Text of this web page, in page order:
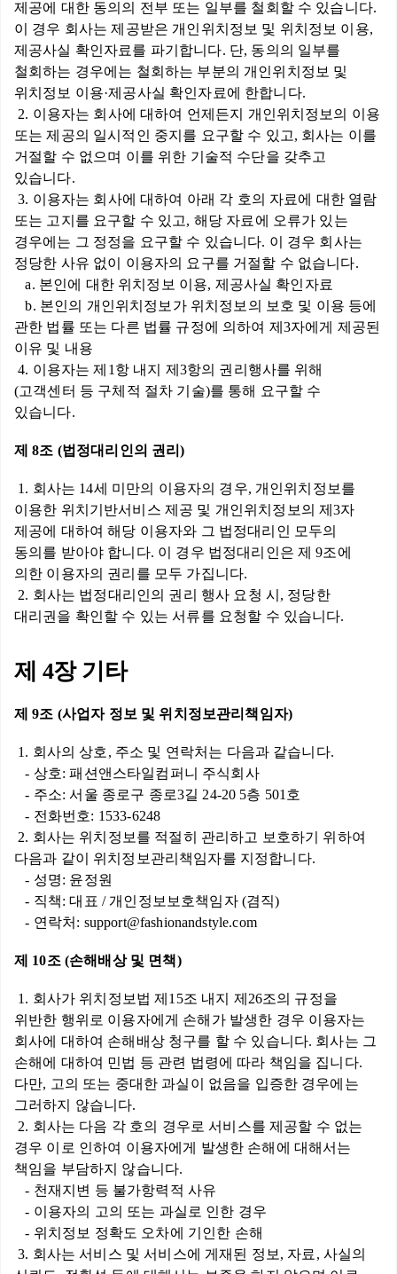
제공에 대한 동의의 전부 또는 일부를 철회할 수 있습니다.
이 경우 회사는 제공받은 개인위치정보 및 위치정보 이용,
제공사실 확인자료를 파기합니다. 단, 동의의 일부를
철회하는 경우에는 철회하는 부분의 개인위치정보 및
위치정보 이용·제공사실 확인자료에 한합니다.
2. 이용자는 회사에 대하여 언제든지 개인위치정보의 이용
또는 제공의 일시적인 중지를 요구할 수 있고, 회사는 이를
거절할 수 없으며 이를 위한 기술적 수단을 갖추고
있습니다.
3. 이용자는 회사에 대하여 아래 각 호의 자료에 대한 열람
또는 고지를 요구할 수 있고, 해당 자료에 오류가 있는
경우에는 그 정정을 요구할 수 있습니다. 이 경우 회사는
정당한 사유 없이 이용자의 요구를 거절할 수 없습니다.
a. 본인에 대한 위치정보 이용, 제공사실 확인자료
b. 본인의 개인위치정보가 위치정보의 보호 및 이용 등에
관한 법률 또는 다른 법률 규정에 의하여 제3자에게 제공된
이유 및 내용
4. 이용자는 제1항 내지 제3항의 권리행사를 위해
(고객센터 등 구체적 절차 기술)를 통해 요구할 수
있습니다.
제 8조 (법정대리인의 권리)
1. 회사는 14세 미만의 이용자의 경우, 개인위치정보를
이용한 위치기반서비스 제공 및 개인위치정보의 제3자
제공에 대하여 해당 이용자와 그 법정대리인 모두의
동의를 받아야 합니다. 이 경우 법정대리인은 제 9조에
의한 이용자의 권리를 모두 가집니다.
2. 회사는 법정대리인의 권리 행사 요청 시, 정당한
대리권을 확인할 수 있는 서류를 요청할 수 있습니다.
제 4장 기타
제 9조 (사업자 정보 및 위치정보관리책임자)
1. 회사의 상호, 주소 및 연락처는 다음과 같습니다.
- 상호: 패션앤스타일컴퍼니 주식회사
- 주소: 서울 종로구 종로3길 24-20 5층 501호
- 전화번호: 1533-6248
2. 회사는 위치정보를 적절히 관리하고 보호하기 위하여
다음과 같이 위치정보관리책임자를 지정합니다.
- 성명: 윤정원
- 직책: 대표 / 개인정보보호책임자 (겸직)
- 연락처: support@fashionandstyle.com
제 10조 (손해배상 및 면책)
1. 회사가 위치정보법 제15조 내지 제26조의 규정을
위반한 행위로 이용자에게 손해가 발생한 경우 이용자는
회사에 대하여 손해배상 청구를 할 수 있습니다. 회사는 그
손해에 대하여 민법 등 관련 법령에 따라 책임을 집니다.
다만, 고의 또는 중대한 과실이 없음을 입증한 경우에는
그러하지 않습니다.
2. 회사는 다음 각 호의 경우로 서비스를 제공할 수 없는
경우 이로 인하여 이용자에게 발생한 손해에 대해서는
책임을 부담하지 않습니다.
- 천재지변 등 불가항력적 사유
- 이용자의 고의 또는 과실로 인한 경우
- 위치정보 정확도 오차에 기인한 손해
3. 회사는 서비스 및 서비스에 게재된 정보, 자료, 사실의